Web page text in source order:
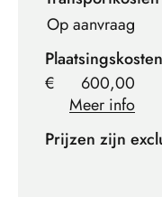
Op aanvraag
Plaatsingskosten
€
600,00
Meer info
Prijzen zijn